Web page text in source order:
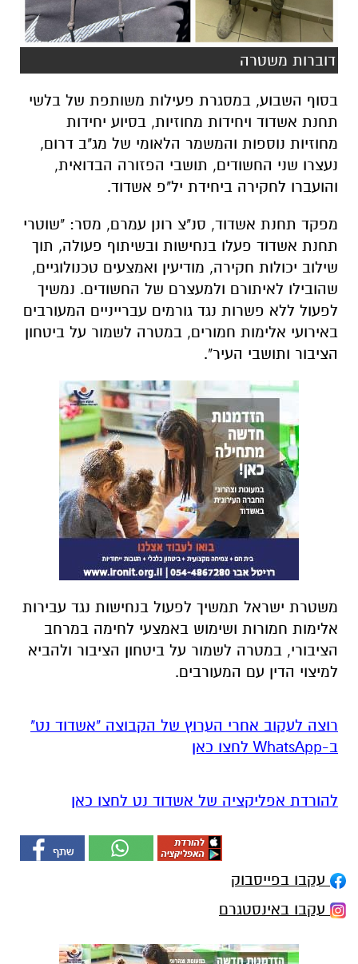
דוברות משטרה
בסוף השבוע, במסגרת פעילות משותפת של בלשי
תחנת אשדוד ויחידות מחוזיות, בסיוע יחידות
מחוזיות נוספות והמשמר הלאומי של מג"ב דרום,
נעצרו שני החשודים, תושבי הפזורה הבדואית,
והועברו לחקירה ביחידת יל"פ אשדוד.
מפקד תחנת אשדוד, סנ"צ רונן עמרם, מסר: "שוטרי
תחנת אשדוד פעלו בנחישות ובשיתוף פעולה, תוך
שילוב יכולות חקירה, מודיעין ואמצעים טכנולוגיים,
שהובילו לאיתורם ולמעצרם של החשודים. נמשיך
לפעול ללא פשרות נגד גורמים עברייניים המעורבים
באירועי אלימות חמורים, במטרה לשמור על ביטחון
הציבור ותושבי העיר".
משטרת ישראל תמשיך לפעול בנחישות נגד עבירות
אלימות חמורות ושימוש באמצעי לחימה במרחב
הציבורי, במטרה לשמור על ביטחון הציבור ולהביא
למיצוי הדין עם המעורבים.
רוצה לעקוב אחרי הערוץ של הקבוצה "אשדוד נט"
ב-WhatsApp לחצו כאן
להורדת אפליקציה של אשדוד נט לחצו כאן
עקבו בפייסבוק
עקבו באינסטגרם